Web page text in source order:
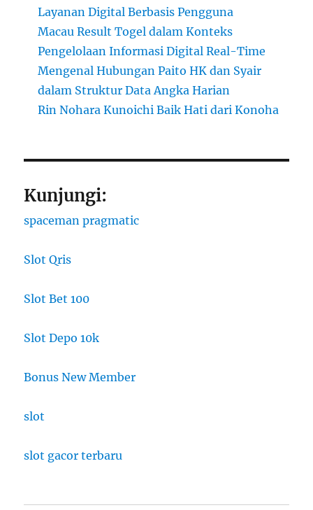
Layanan Digital Berbasis Pengguna
Macau Result Togel dalam Konteks
Pengelolaan Informasi Digital Real-Time
Mengenal Hubungan Paito HK dan Syair
dalam Struktur Data Angka Harian
Rin Nohara Kunoichi Baik Hati dari Konoha
Kunjungi:
spaceman pragmatic
Slot Qris
Slot Bet 100
Slot Depo 10k
Bonus New Member
slot
slot gacor terbaru